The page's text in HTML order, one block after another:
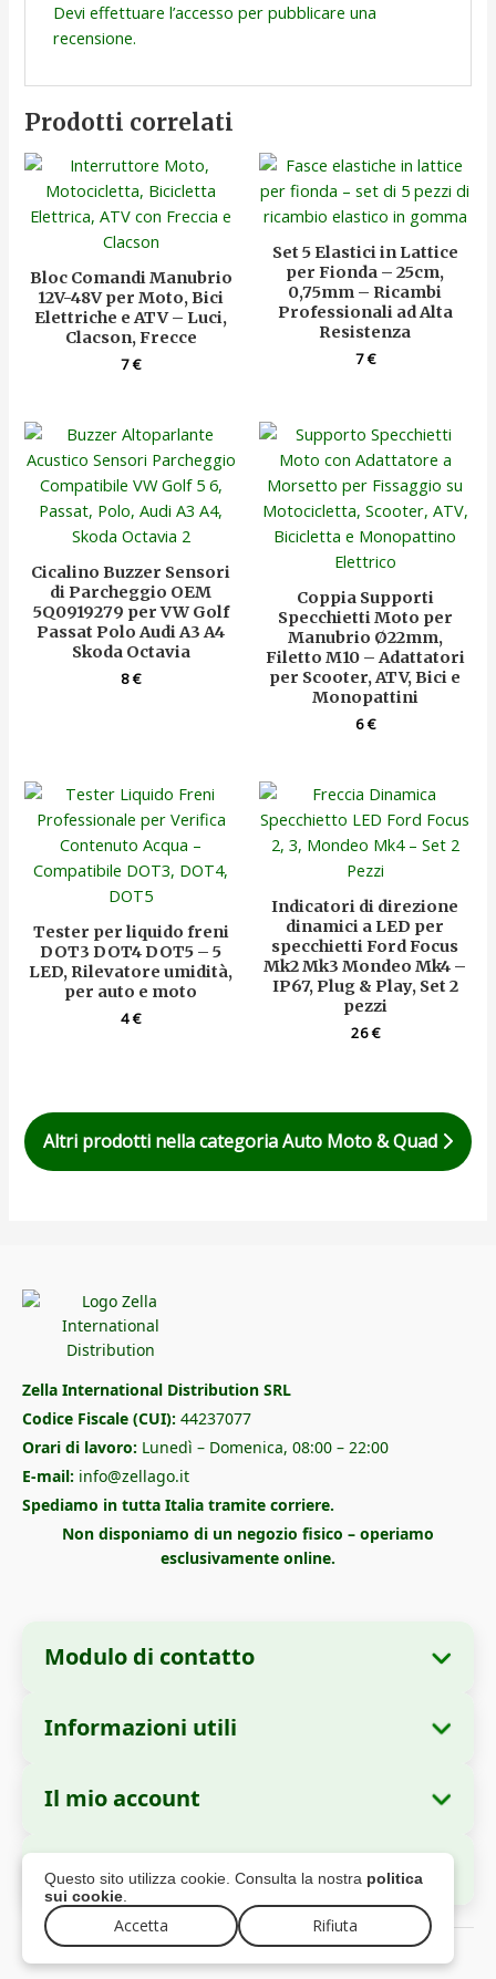
Questo sito utilizza cookie. Consulta la nostra politica
sui cookie
Accetta Rifiuta
Devi effettuare l’accesso per pubblicare una
recensione.
Prodotti correlati
Bloc Comandi Manubrio
12V-48V per Moto, Bici
Elettriche e ATV – Luci,
Clacson, Frecce
7€
Set 5 Elastici in Lattice
per Fionda – 25cm,
0,75mm – Ricambi
Professionali ad Alta
Resistenza
7€
Cicalino Buzzer Sensori
di Parcheggio OEM
5Q0919279 per VW Golf
Passat Polo Audi A3 A4
Skoda Octavia
8€
Coppia Supporti
Specchietti Moto per
Manubrio Ø22mm,
Filetto M10 – Adattatori
per Scooter, ATV, Bici e
Monopattini
6€
Tester per liquido freni
DOT3 DOT4 DOT5 – 5
LED, Rilevatore umidità,
per auto e moto
4€
Indicatori di direzione
dinamici a LED per
specchietti Ford Focus
Mk2 Mk3 Mondeo Mk4 –
IP67, Plug & Play, Set 2
pezzi
26€
Altri prodotti nella categoria Auto Moto & Quad
Zella International Distribution SRL
Codice Fiscale (CUI): 44237077
Orari di lavoro: Lunedì – Domenica, 08:00 – 22:00
E-mail: info@zellago.it
Spediamo in tutta Italia tramite corriere.
Non disponiamo di un negozio fisico – operiamo
esclusivamente online.
Modulo di contatto
Ragione sociale:
Distribution SRL
Sede legale:Strada Cuza Vodă nr. 97, Sector
4, București, 040283, Romania
Codice Fiscale (CUI):44237077
Numero di registrazione:J2021008211405
Informazioni utili
Come ordinare
Metodi di pagamento
Informazioni sulla spedizione
Politica di reso
Garanzia
Il mio account
I miei ordini
Dati personali
Indirizzi
Pagamento Sicuro
© 2026 zellago.it – Tutti i diritti riservati